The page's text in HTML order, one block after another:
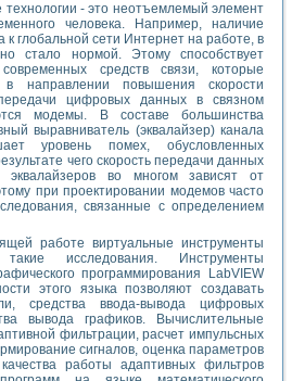
- это неотъемлемый элемент
человека. Например, наличие
к глобальной сети Интернет на работе, в
стало нормой. Этому способствует
средств связи, которые
в направлении повышения скорости
цифровых данных в связном
модемы. В составе большинства
выравниватель (эквалайзер) канала
уровень помех, обусловленных
чего скорость передачи данных
во многом зависят от
при проектировании модемов часто
связанные с определением
работе виртуальные инструменты
исследования. Инструменты
программирования LabVIEW
этого языка позволяют создавать
средства ввода-вывода цифровых
вывода графиков. Вычислительные
фильтрации, расчет импульсных
сигналов, оценка параметров
работы адаптивных фильтров